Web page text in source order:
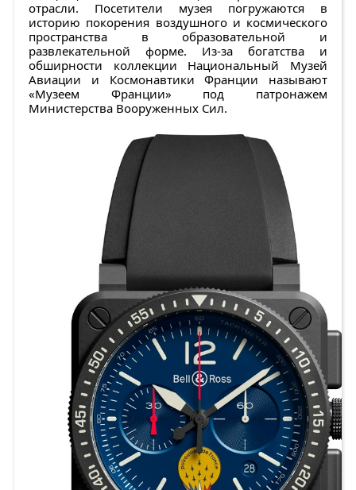
отрасли. Посетители музея погружаются в
историю покорения воздушного и космического
пространства в образовательной и
развлекательной форме. Из-за богатства и
обширности коллекции Национальный Музей
Авиации и Космонавтики Франции называют
«Музеем Франции» под патронажем
Министерства Вооруженных Сил.